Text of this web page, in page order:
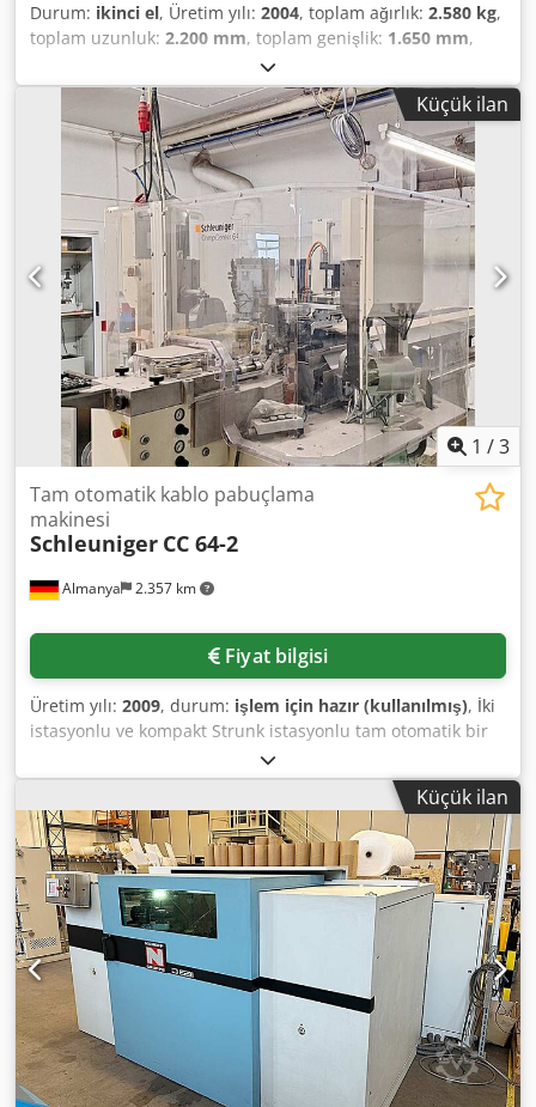
Durum: ikinci el, Üretim yılı: 2004, toplam ağırlık: 2.580 kg,
toplam uzunluk: 2.200 mm, toplam genişlik: 1.650 mm,
, AGIE AGIECUT PROGRESS 2Tel
Erezyon Makinesiİş parçası yüksekliği: yaklaşık 250 mmİş
parçası ağırlığı: yaklaşık 400–500 kgTabla boyutu: yaklaşık
600 x 400 mmBağlantı gerilimi 3 × 400 V, frekans 50 Hz, güç
12,1 kVA, nominal akım 17,5 A, kısa devre akımı 10 kA.Tel
erozyon teknolojisi, otomatik tel besleme, hidrolik
sistemler, sağlam yapı.Kontrol paneli, acil durdurma,
sensör izleme. Dsdpfey S Ni Eox Amreck Z ekseni hareket
mesafesi: 256 mm X ekseni hareket mesafesi: 350 mm
Ağırlık: yaklaşık 2.580 kg Kontrol: CNC/PLC Boyutlar (UxGxY):
yaklaşık 2200 x 1650 x 2250 mm Y ekseni hareket mesafesi:
250 mm Üretim yılı: 2004 Durum: çalışır durumda Ödeme
koşulları: Teslimattan önce %100 peşin ödeme Teslimat
şartları: Temelden teslim Elektrik altında: Evet
Küçük ilan
1 /3
Almanya 2.357 km
Tam otomatik kablo pabuçlama
makinesi
Schleuniger CC 64-2
Fiyat bilgisi
Üretim yılı: 2009, durum: işlem için hazır (kullanılmış), İki
istasyonlu ve kompakt Strunk istasyonlu tam otomatik bir
Schleuniger kablo işleme makinesi mevcuttur. Kablo
uzunluk aralığı: 55 mm–65.000 mm, iletken kesit aralığı:
0,13 mm²–6 mm², maks. soyma uzunluğu: 18 mm, maks.
besleme hızı: 12 m/s. Makine ölçüleri (U/G/Y): yaklaşık 3750
mm / 1450 mm / 1850 mm, ağırlık: yaklaşık 950 kg.
Dokümantasyon mevcut. Yerinde inceleme mümkündür.
Dcedpey Tn Nmofx Amrjk
Küçük ilan